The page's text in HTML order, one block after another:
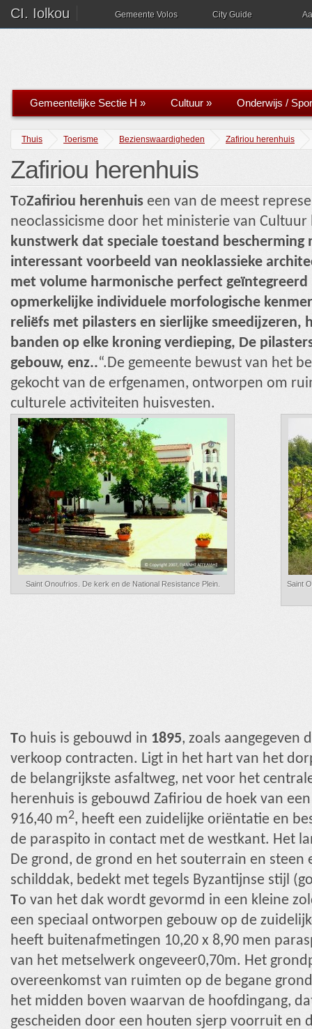
CI. Iolkou Gemeente Volos City Guide
Gemeentelijke Sectie H » Cultuur » Onderwijs /
Thuis Toerisme Bezienswaardigheden Zafiriou herenhuis
Zafiriou herenhuis
ToZafiriou herenhuis een van de meest
neoclassicisme door het ministerie van Cultuur
kunstwerk dat speciale toestand bescherming
interessant voorbeeld van neoklassieke
met volume harmonische perfect geïntegreerd
opmerkelijke individuele morfologische
reliëfs met pilasters en sierlijke smeedijzeren,
banden op elke kroning verdieping, De
gebouw, enz..“.De gemeente bewust van het
gekocht van de erfgenamen, ontworpen om
culturele activiteiten huisvesten.
Saint
Saint Onoufrios. De kerk en de National Resistance Plein.
To huis is gebouwd in 1895, zoals aangegeven
verkoop contracten. Ligt in het hart van het
de belangrijkste asfaltweg, net voor het
herenhuis is gebouwd Zafiriou de hoek van
916,40 m2, heeft een zuidelijke oriëntatie en
de paraspito in contact met de westkant. Het
De grond, de grond en het souterrain en
schilddak, bedekt met tegels Byzantijnse stijl
To van het dak wordt gevormd in een kleine
een speciaal ontworpen gebouw op de
heeft buitenafmetingen 10,20 x 8,90 men
van het metselwerk ongeveer0,70m. Het
overeenkomst van ruimten op de begane
het midden boven waarvan de hoofdingang,
gescheiden door een houten sjerp voorruit en